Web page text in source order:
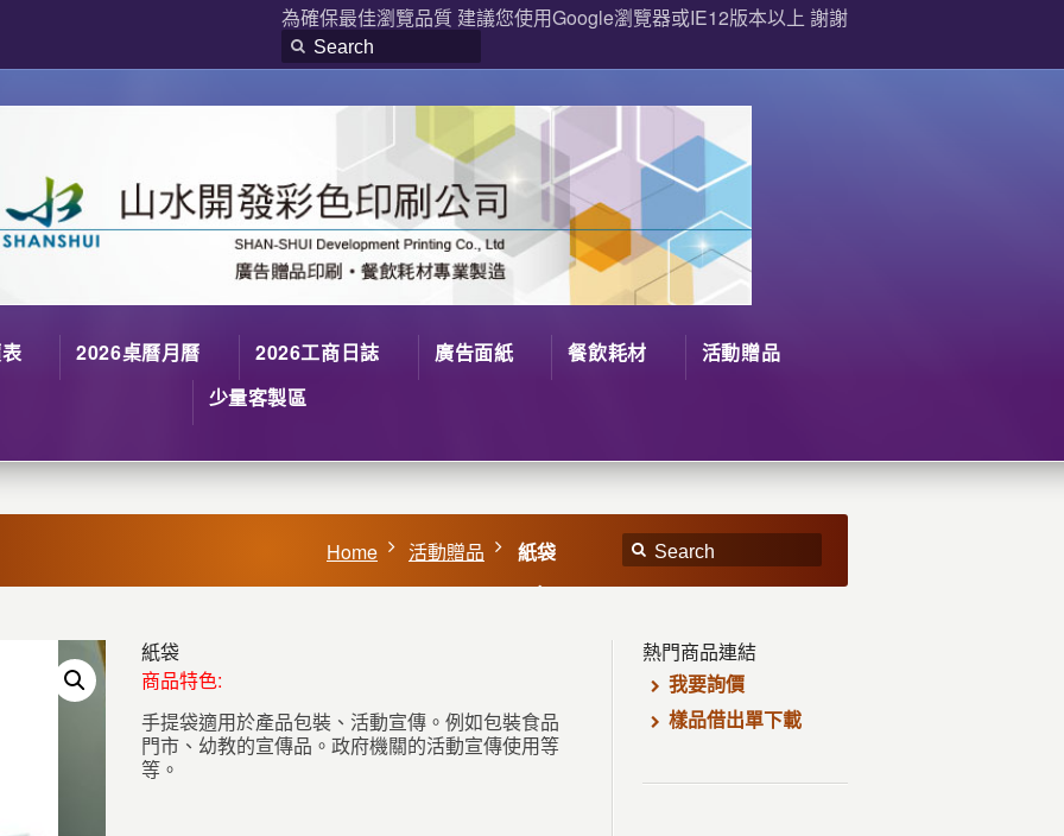
為確保最佳瀏覽品質 建議您使用Google瀏覽器或IE12版本以上 謝謝
2026桌曆月曆 2026工商日誌 廣告面紙 餐飲耗材
活動贈品
少量客製區
Home 活動贈品 紙袋
紙袋
商品特色:
手提袋適用於產品包裝、活動宣傳。例如包裝食品
門市、幼教的宣傳品。政府機關的活動宣傳使用等
等。
熱門商品連結
我要詢價
樣品借出單下載